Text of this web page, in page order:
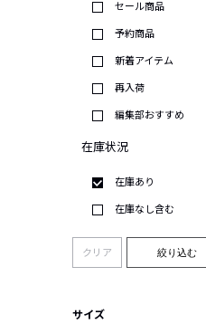
セール商品
予約商品
新着アイテム
再入荷
編集部おすすめ
在庫状況
在庫あり
在庫なし含む
クリア 絞り込む
サイズ